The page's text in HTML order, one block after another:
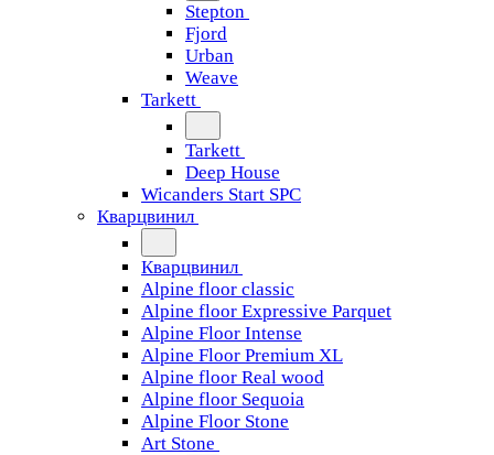
Stepton
Fjord
Urban
Weave
Tarkett
Tarkett
Deep House
Wicanders Start SPC
Кварцвинил
Кварцвинил
Alpine floor classic
Alpine floor Expressive Parquet
Alpine Floor Intense
Alpine Floor Premium XL
Alpine floor Real wood
Alpine floor Sequoia
Alpine Floor Stone
Art Stone